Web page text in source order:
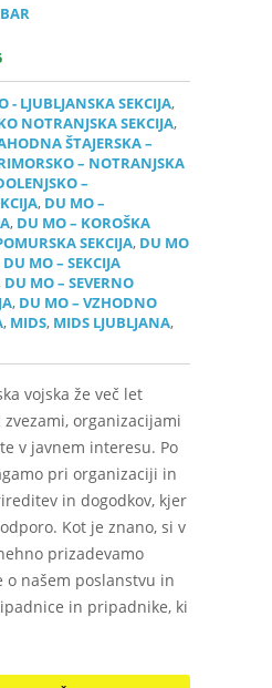
- LJUBLJANSKA SEKCIJA,
NOTRANJSKA SEKCIJA,
ŠTAJERSKA –
– NOTRANJSKA
–
, DU MO –
, DU MO – KOROŠKA
SEKCIJA, DU MO
DU MO – SEKCIJA
DU MO – SEVERNO
, DU MO – VZHODNO
, MIDS, MIDS LJUBLJANA,
vojska že več let
organizacijami
v javnem interesu. Po
pri organizaciji in
in dogodkov, kjer
Kot je znano, si v
prizadevamo
o našem poslanstvu in
in pripadnike, ki